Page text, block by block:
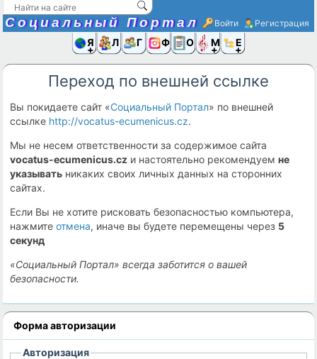
Социальный Портал Войти Регистрация
Я иЛюди
Группы
Фото Ещё
Переход по внешней ссылке
Вы покидаете сайт «Социальный Портал» по внешней
ссылке http://vocatus-ecumenicus.cz.
Мы не несем ответственности за содержимое сайта
vocatus-ecumenicus.cz и настоятельно рекомендуемне
указывать никаких своих личных данных на сторонних
сайтах.
Если Вы не хотите рисковать безопасностью компьютера,
нажмитеотмена, иначе вы будете перемещены через 5
секунд
«Социальный Портал» всегда заботится о вашей
безопасности.
Форма авторизации
Авторизация